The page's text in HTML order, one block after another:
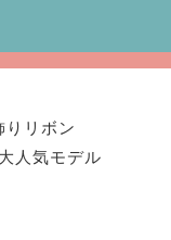
リボン
人気モデル